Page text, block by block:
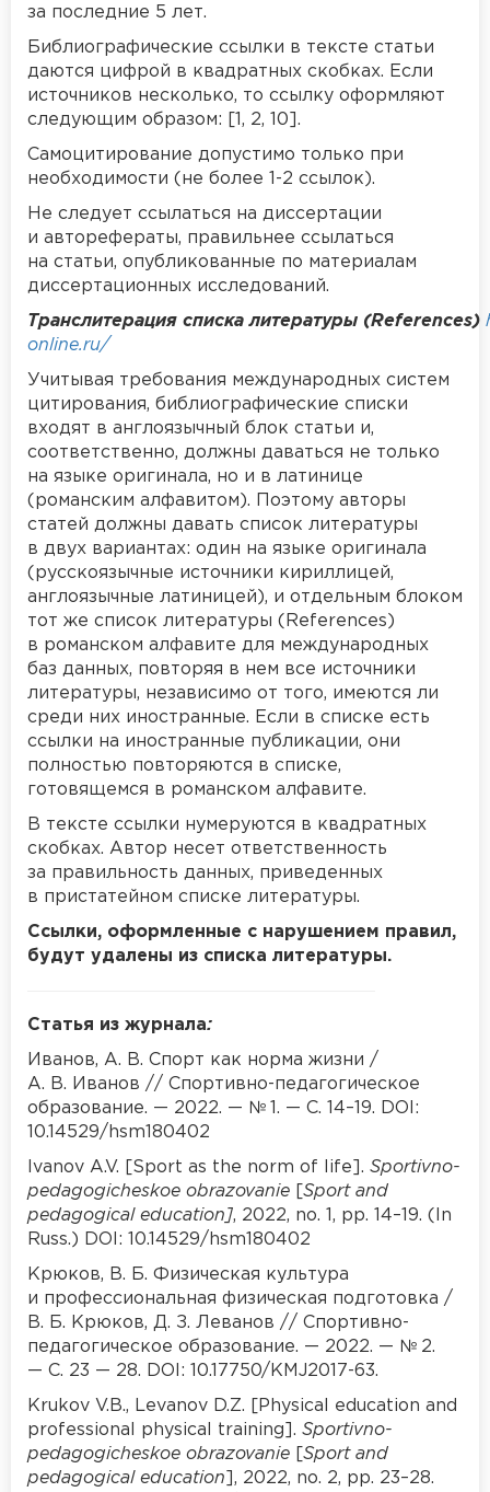
за последние 5 лет.
Библиографические ссылки в тексте статьи
даются цифрой в квадратных скобках. Если
источников несколько, то ссылку оформляют
следующим образом: [1, 2, 10].
Самоцитирование допустимо только при
необходимости (не более 1-2 ссылок).
Не следует ссылаться на диссертации
и авторефераты, правильнее ссылаться
на статьи, опубликованные по материалам
диссертационных исследований.
Транслитерация списка литературы (References)
online.ru/
Учитывая требования международных систем
цитирования, библиографические списки
входят в англоязычный блок статьи и,
соответственно, должны даваться не только
на языке оригинала, но и в латинице
(романским алфавитом). Поэтому авторы
статей должны давать список литературы
в двух вариантах: один на языке оригинала
(русскоязычные источники кириллицей,
англоязычные латиницей), и отдельным блоком
тот же список литературы (References)
в романском алфавите для международных
баз данных, повторяя в нем все источники
литературы, независимо от того, имеются ли
среди них иностранные. Если в списке есть
ссылки на иностранные публикации, они
полностью повторяются в списке,
готовящемся в романском алфавите.
В тексте ссылки нумеруются в квадратных
скобках. Автор несет ответственность
за правильность данных, приведенных
в пристатейном списке литературы.
Ссылки, оформленные с нарушением правил,
будут удалены из списка литературы.
Статья из журнала:
Иванов, А. В. Спорт как норма жизни /
А. В. Иванов // Спортивно-педагогическое
образование. — 2022. — № 1. — С. 14–19. DOI:
10.14529/hsm180402
Ivanov A.V. [Sport as the norm of life]. Sportivno-
pedagogicheskoe obrazovanie [Sport and
pedagogical education], 2022, no. 1, pp. 14–19. (In
Russ.) DOI: 10.14529/hsm180402
Крюков, В. Б. Физическая культура
и профессиональная физическая подготовка /
В. Б. Крюков, Д. З. Леванов // Спортивно-
педагогическое образование. — 2022. — № 2.
— С. 23 — 28. DOI: 10.17750/KMJ2017-63.
Krukov V.B., Levanov D.Z. [Physical education and
professional physical training]. Sportivno-
pedagogicheskoe obrazovanie [Sport and
pedagogical education ], 2022, no. 2, pp. 23–28.